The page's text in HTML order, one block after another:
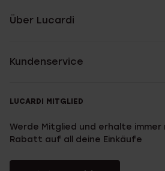
Über Lucardi
Kundenservice
LUCARDI MITGLIED
Werde Mitglied und erhalte immer
Rabatt auf all deine Einkäufe